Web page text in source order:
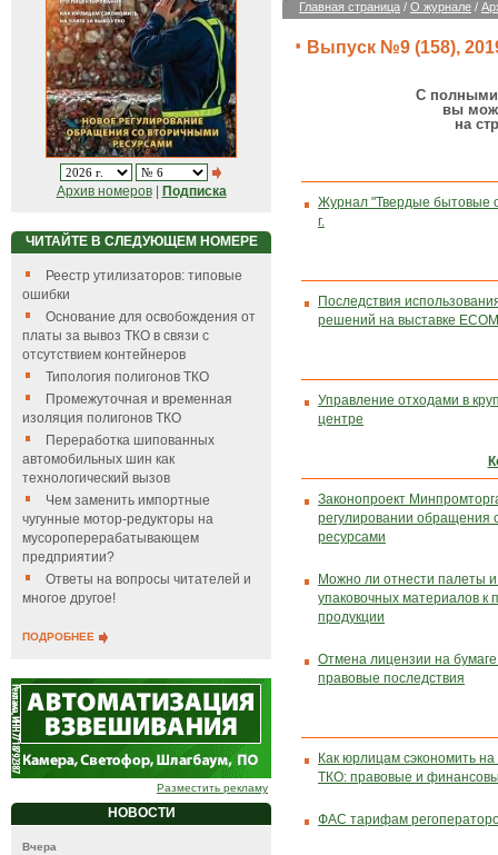
Архив номеров| Подписка
ЧИТАЙТЕ В СЛЕДУЮЩЕМ НОМЕРЕ
Реестр утилизаторов: типовые
ошибки
Основание для освобождения от
платы за вывоз ТКО в связи с
отсутствием контейнеров
Типология полигонов ТКО
Промежуточная и временная
изоляция полигонов ТКО
Переработка шипованных
автомобильных шин как
технологический вызов
Чем заменить импортные
чугунные мотор-редукторы на
мусороперерабатывающем
предприятии?
Ответы на вопросы читателей и
многое другое!
ПОДРОБНЕЕ
Разместить рекламу
НОВОСТИ
Вчера
Главная страница / О журнале /
Выпуск №9 (158),
С полными
вы
на
Журнал "Твердые бытовые
г.
Последствия
решений на выставке
Управление отходами в
центре
Законопроект
регулировании обращения
ресурсами
Можно ли отнести палеты
упаковочных материалов к
продукции
Отмена лицензии на
правовые последствия
Как юрлицам сэкономить
ТКО: правовые и
ФАС тарифам